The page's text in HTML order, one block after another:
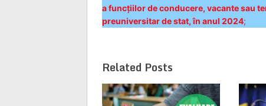
a funcțiilor de conducere, vacante sau
preuniversitar de stat, în anul 2024;
Related Posts